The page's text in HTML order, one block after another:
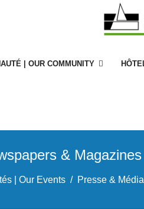
| OUR COMMUNITY
& Magazines
| Our Events Presse &